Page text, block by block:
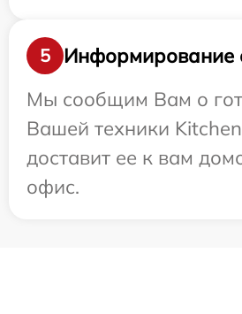
5
Информирование
Мы сообщим Вам о
Вашей техники
доставит ее к вам
офис.